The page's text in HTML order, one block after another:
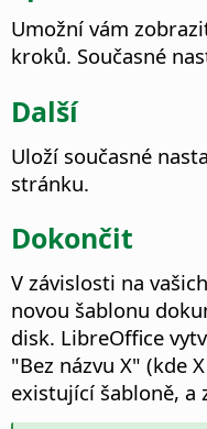
Umožní vám
kroků. Současné
Další
Uloží současné
stránku.
Dokončit
V závislosti na
novou šablonu
disk. LibreOffice
"Bez názvu X" (kde
existující šabloně, a